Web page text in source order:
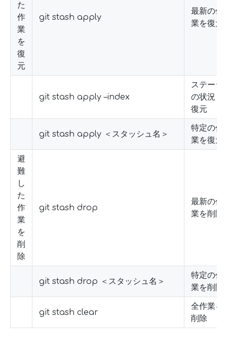
た
作
業
を
復
元
git stash apply
最新の作
業を復元
git stash apply –index
ステージ
の状況も
復元
git stash apply ＜スタッシュ名＞
特定の作
業を復元
避
難
し
た
作
業
を
削
除
git stash drop
最新の作
業を削除
git stash drop ＜スタッシュ名＞
特定の作
業を削除
git stash clear
全作業を
削除